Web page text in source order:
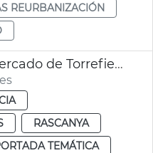
REURBANIZACIÓN
Mejora energética Mercado de Torrefiel València
RASCANYA
TEMÁTICA